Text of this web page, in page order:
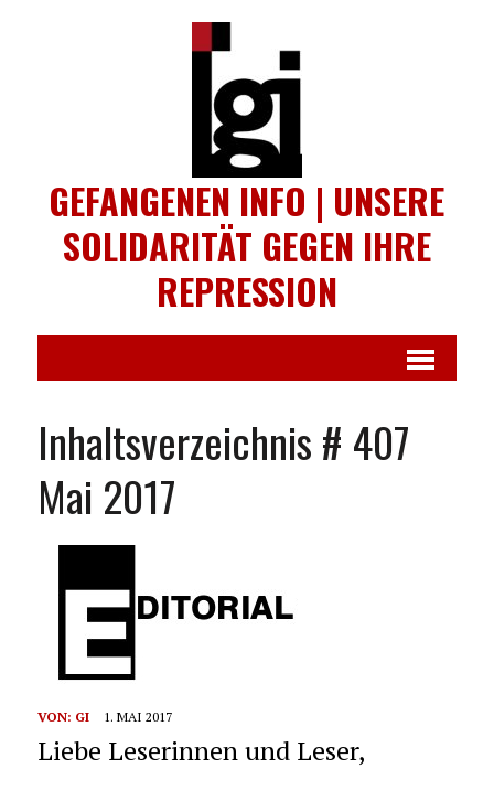
GEFANGENEN INFO | UNSERE
SOLIDARITÄT GEGEN IHRE
REPRESSION
Inhaltsverzeichnis # 407
Mai 2017
VON: GI 1. MAI 2017
Liebe Leserinnen und Leser,